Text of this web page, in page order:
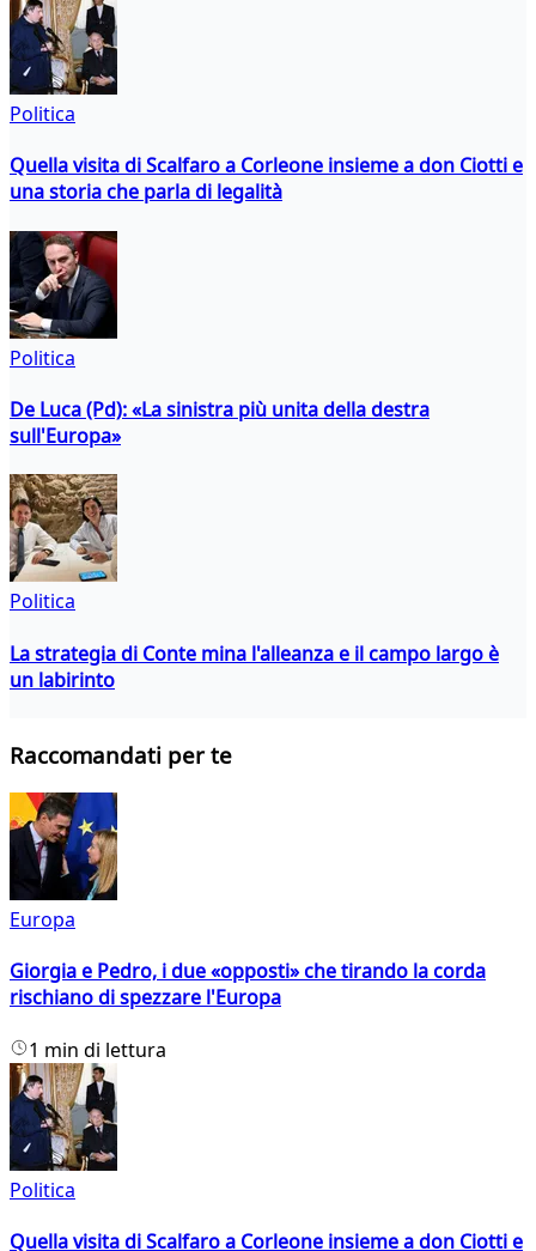
Politica
Quella visita di Scalfaro a Corleone insieme a don Ciotti e
una storia che parla di legalità
Politica
De Luca (Pd): «La sinistra più unita della destra
sull'Europa»
Politica
La strategia di Conte mina l'alleanza e il campo largo è
un labirinto
Raccomandati per te
Europa
Giorgia e Pedro, i due «opposti» che tirando la corda
rischiano di spezzare l'Europa
1 min di lettura
Politica
Quella visita di Scalfaro a Corleone insieme a don Ciotti e